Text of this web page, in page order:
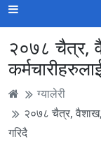
२०७८ चैत्र,
ग्यालेरी
२०७८ चैत्र,
गरिदै